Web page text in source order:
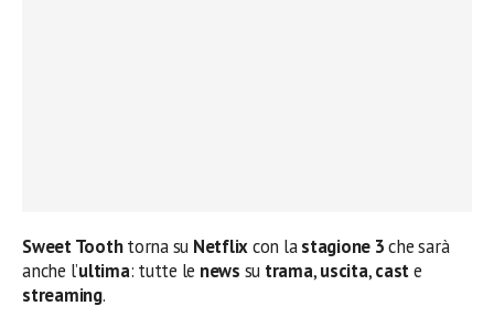
Sweet Toothtorna su Netflixcon lastagione 3che sarà
anche l’ultima: tutte le news su trama,uscita,caste
streaming.